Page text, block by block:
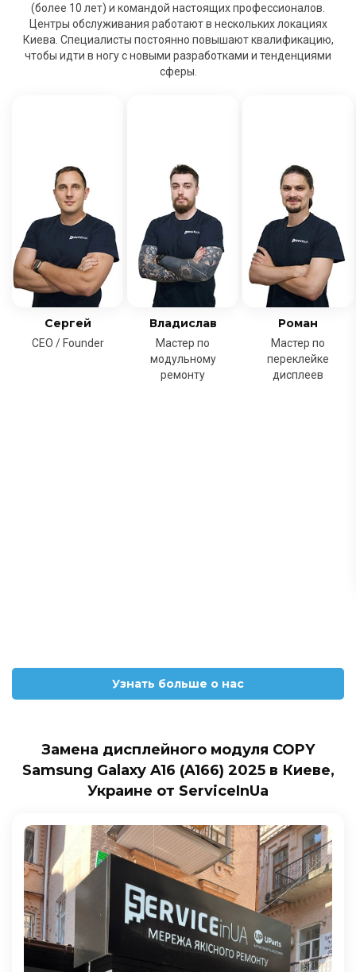
(более 10 лет) и командой настоящих профессионалов.
Центры обслуживания работают в нескольких локациях
Киева. Специалисты постоянно повышают квалификацию,
чтобы идти в ногу с новыми разработками и тенденциями
сферы.
Сергей
CEO / Founder
Владислав
Мастер по
модульному
ремонту
Роман
Мастер по
переклейке
дисплеев
Узнать больше о нас
Замена дисплейного модуля COPY
Samsung Galaxy A16 (A166) 2025 в Киеве,
Украине от ServiceInUa